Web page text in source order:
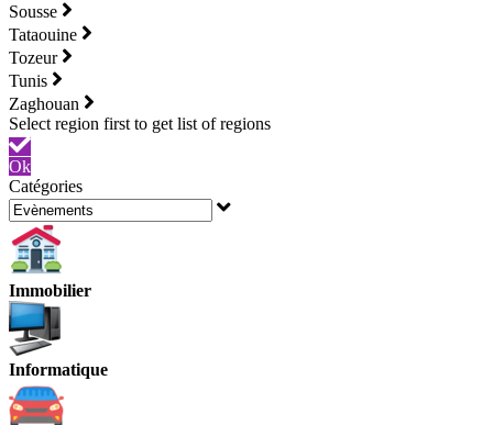
Sousse
Tataouine
Tozeur
Tunis
Zaghouan
Ok
Catégories
Immobilier
Informatique